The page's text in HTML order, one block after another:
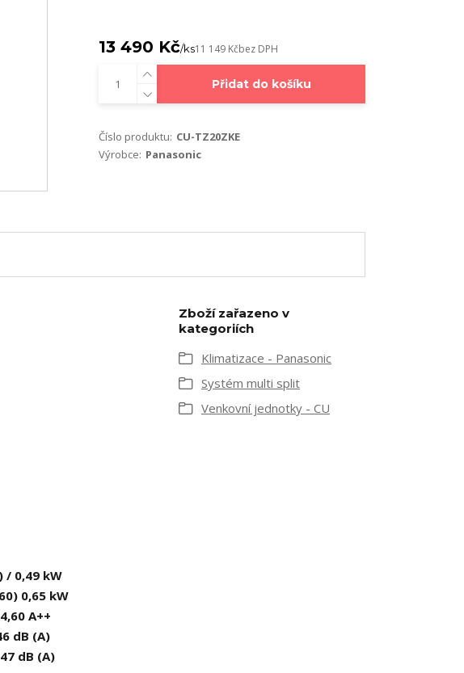
13 490 Kč/ks11 149 Kčbez DPH
Přidat do košíku
Číslo produktu: CU-TZ20ZKE
Výrobce: Panasonic
/ 0,49 kW
0,65 kW
A++
dB (A)
Zboží zařazeno v
kategoriích
Klimatizace - Panasonic
Systém multi split
Venkovní jednotky - CU